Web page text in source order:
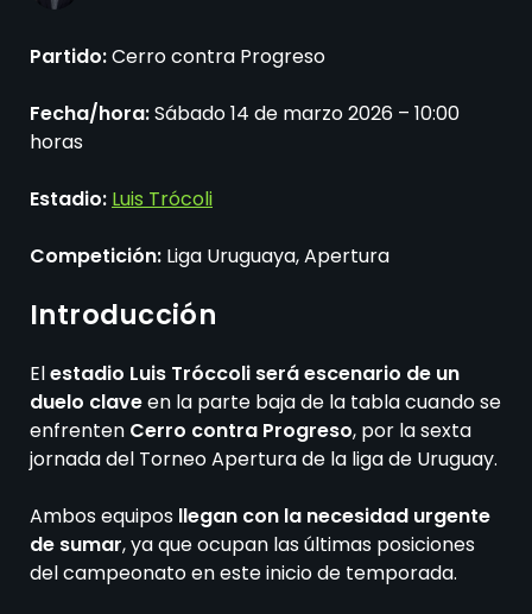
Partido:Cerro contra Progreso
Fecha/hora:Sábado 14 de marzo 2026 – 10:00
horas
Estadio: Luis Trócoli
Competición: Liga Uruguaya, Apertura
Introducción
Elestadio Luis Tróccoli será escenario de un
duelo claveen la parte baja de la tabla cuando se
enfrenten Cerro contra Progreso, por la sexta
jornada del Torneo Apertura de la liga de Uruguay.
Ambos equipos llegan con la necesidad urgente
de sumar, ya que ocupan las últimas posiciones
del campeonato en este inicio de temporada.